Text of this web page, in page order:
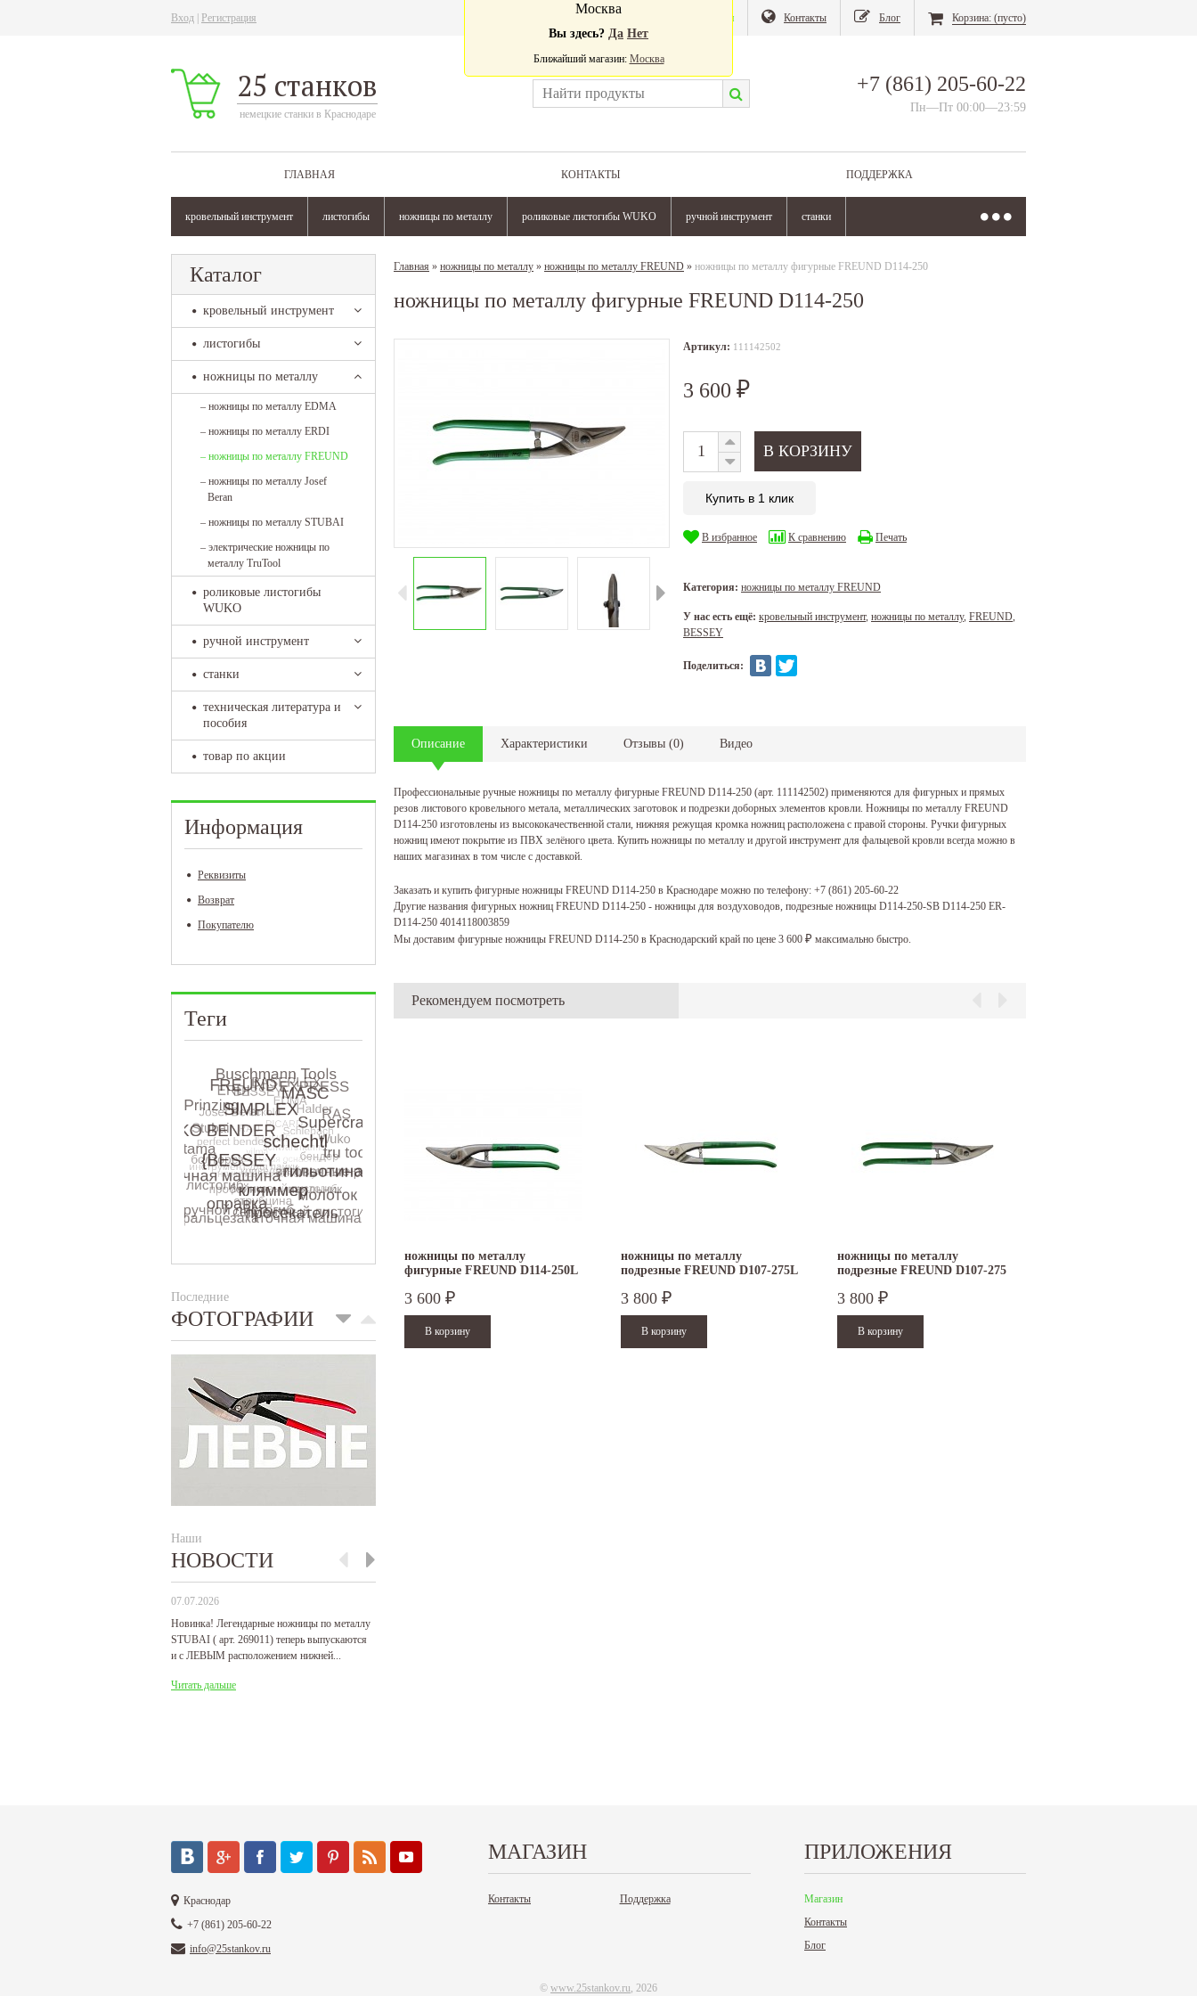
Вход Регистрация Магазин Контакты Блог Корзина: (пусто)
25 станков
немецкие станки в Краснодаре
+7 (861) 205-60-22
Пн—Пт 00:00—23:59
ГЛАВНАЯ КОНТАКТЫ ПОДДЕРЖКА
кровельный инструмент листогибы ножницы по металлу роликовые листогибы WUKO ручной инструмент станки
Москва
Вы здесь? Да Нет
Ближайший магазин: Москва
Каталог
кровельный инструмент
листогибы
ножницы по металлу
– ножницы по металлу EDMA
– ножницы по металлу ERDI
– ножницы по металлу FREUND
– ножницы по металлу Josef
Beran
– ножницы по металлу STUBAI
– электрические ножницы по
металлу TruTool
роликовые листогибы
WUKO
ручной инструмент
станки
техническая литература и
пособия
товар по акции
Информация
Реквизиты
Возврат
Покупателю
Теги
Последние
ФОТОГРАФИИ
Наши
НОВОСТИ
07.07.2026
Новинка! Легендарные ножницы по металлу
STUBAI ( арт. 269011) теперь выпускаются
и с ЛЕВЫМ расположением нижней...
Читать дальше
Главная » ножницы по металлу » ножницы по металлу FREUND » ножницы по металлу фигурные FREUND D114-250
ножницы по металлу фигурные FREUND D114-250
Артикул: 111142502
3 600 ₽
Купить в 1 клик
В избранное К сравнению Печать
Категория: ножницы по металлу FREUND
У нас есть ещё: кровельный инструмент, ножницы по металлу, FREUND
BESSEY
Поделиться:
Описание Характеристики Отзывы (0) Видео
Профессиональные ручные ножницы по металлу фигурные FREUND D114-250 (арт. 111142502) применяются для фигурных и прямых
резов листового кровельного метала, металлических заготовок и подрезки доборных элементов кровли. Ножницы по металлу FREUND
D114-250 изготовлены из высококачественной стали, нижняя режущая кромка ножниц расположена с правой стороны. Ручки фигурных
ножниц имеют покрытие из ПВХ зелёного цвета. Купить ножницы по металлу и другой инструмент для фальцевой кровли всегда можно в
наших магазинах в том числе с доставкой.
Заказать и купить фигурные ножницы FREUND D114-250 в Краснодаре можно по телефону: +7 (861) 205-60-22
Другие названия фигурных ножниц FREUND D114-250 - ножницы для воздуховодов, подрезные ножницы D114-250-SB D114-250 ER-
D114-250 4014118003859
Мы доставим фигурные ножницы FREUND D114-250 в Краснодарский край по цене 3 600 ₽ максимально быстро.
Рекомендуем посмотреть
ножницы по металлу
фигурные FREUND D114-250L
3 600 ₽
ножницы по металлу
подрезные FREUND D107-275L
3 800 ₽
ножницы по металлу
подрезные FREUND D107-275
3 800 ₽
Краснодар
+7 (861) 205-60-22
info@25stankov.ru
МАГАЗИН
Контакты Поддержка
ПРИЛОЖЕНИЯ
Магазин
Контакты
Блог
© www.25stankov.ru, 2026